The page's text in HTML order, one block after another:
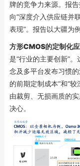
牌的竞争力来源。报
向“深度介入供应链并
表现”。报告以大疆为
方形CMOS的定制化
是“行业的主要创新”
念及多平台发布习惯
的前期定制成本”和“
由裁剪、无损画质的
决心。